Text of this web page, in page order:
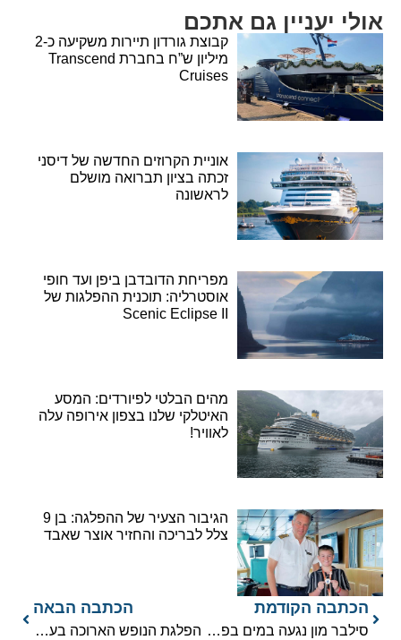
אולי יעניין גם אתכם
קבוצת גורדון תיירות משקיעה כ-2
מיליון ש”ח בחברת Transcend
Cruises
אוניית הקרוזים החדשה של דיסני
זכתה בציון תברואה מושלם
לראשונה
מפריחת הדובדבן ביפן ועד חופי
אוסטרליה: תוכנית ההפלגות של
Scenic Eclipse II
מהים הבלטי לפיורדים: המסע
האיטלקי שלנו בצפון אירופה עלה
לאוויר!
הגיבור הצעיר של ההפלגה: בן 9
צלל לבריכה והחזיר אוצר שאבד
הכתבה הקודמת
סילבר מון נגעה במים בפעם הראשונה
הכתבה הבאה
הפלגת הנופש הארוכה בעולם תיכנס לספר השיאים של גינס